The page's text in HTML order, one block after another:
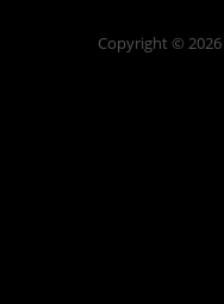
Copyright © 2026